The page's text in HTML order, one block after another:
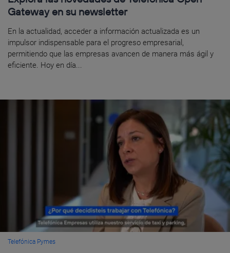
Gateway en su newsletter
En la actualidad, acceder a información actualizada es un
impulsor indispensable para el progreso empresarial,
permitiendo que las empresas avancen de manera más ágil y
eficiente. Hoy en día...
Telefónica Pymes